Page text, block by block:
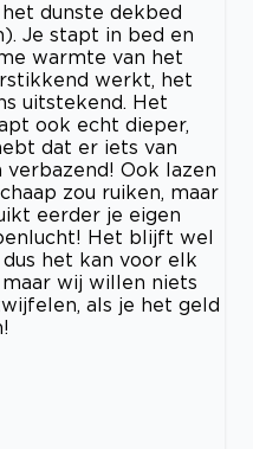
dunste dekbed
Je stapt in bed en
warmte van het
werkt, het
uitstekend. Het
ook echt dieper,
dat er iets van
Ook lazen
zou ruiken, maar
eerder je eigen
Het blijft wel
het kan voor elk
wij willen niets
als je het geld